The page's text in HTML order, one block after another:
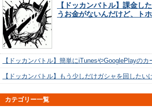
【ドッカンバトル】課金し
うお金がないんだけど、ト
【ドッカンバトル】簡単にiTunesやGooglePlayの
【ドッカンバトル】もう少しだけガシャを回した
カテゴリー一覧